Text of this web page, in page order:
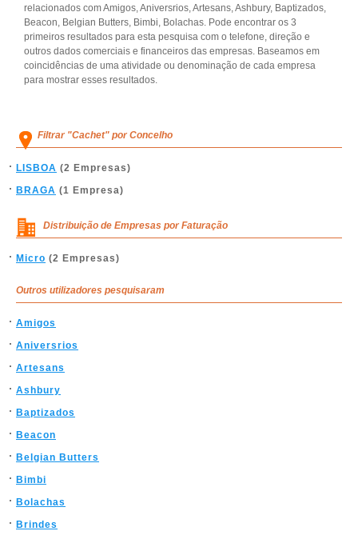
relacionados com Amigos, Aniversrios, Artesans, Ashbury, Baptizados,
Beacon, Belgian Butters, Bimbi, Bolachas. Pode encontrar os 3
primeiros resultados para esta pesquisa com o telefone, direção e
outros dados comerciais e financeiros das empresas. Baseamos em
coincidências de uma atividade ou denominação de cada empresa
para mostrar esses resultados.
Filtrar "Cachet" por Concelho
LISBOA (2 Empresas)
BRAGA (1 Empresa)
Distribuição de Empresas por Faturação
Micro (2 Empresas)
Outros utilizadores pesquisaram
Amigos
Aniversrios
Artesans
Ashbury
Baptizados
Beacon
Belgian Butters
Bimbi
Bolachas
Brindes